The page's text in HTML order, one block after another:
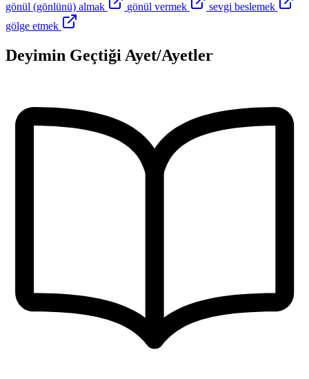
gönül (gönlünü) almak gönül vermek
sevgi beslemek
gölge etmek
Deyimin Geçtiği Ayet/Ayetler